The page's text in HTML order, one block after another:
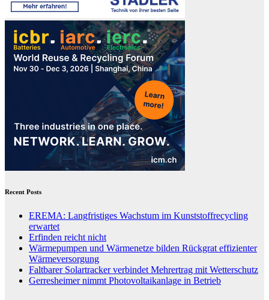
Recent Posts
EREMA: Langfristiges Wachstum im Kunststoffrecycling
erwartet
Erfinden reicht nicht
Wärmepumpen und Wärmenetze bilden Rückgrat effizienter
Wärmeversorgung
Faltbarer Solartracker verbindet Mehrertrag mit Wetterschutz
Gerresheimer nimmt Photovoltaikanlage in Betrieb